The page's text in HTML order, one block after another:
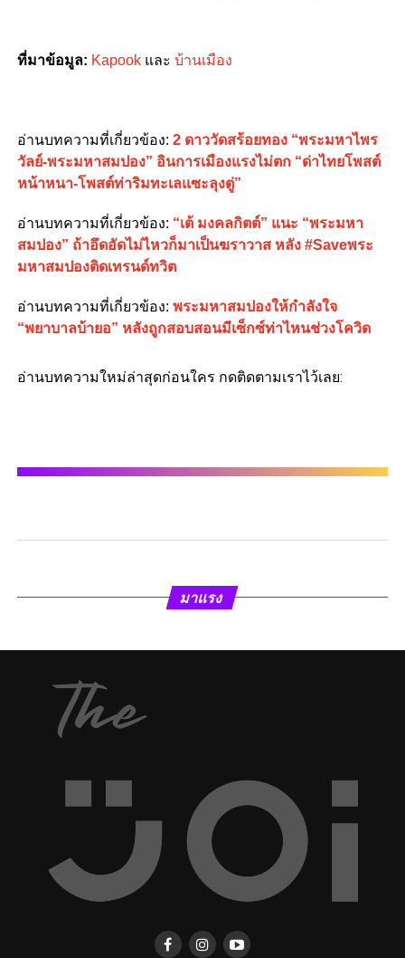
ที่มาข้อมูล: Kapookและ บ้านเมือง
อ่านบทความที่เกี่ยวข้อง: 2 ดาววัดสร้อยทอง “พระมหาไพร
วัลย์-พระมหาสมปอง” อินการเมืองแรงไม่ตก “ด่าไทยโพสต์
หน้าหนา-โพสต์ท่าริมทะเลแซะลุงตู่”
อ่านบทความที่เกี่ยวข้อง: “เต้ มงคลกิตต์” แนะ “พระมหา
สมปอง” ถ้าอึดอัดไม่ไหวก็มาเป็นฆราวาส หลัง #Saveพระ
มหาสมปองติดเทรนด์ทวิต
อ่านบทความที่เกี่ยวข้อง: พระมหาสมปองให้กำลังใจ
“พยาบาลบ้ายอ” หลังถูกสอบสอนมีเซ็กซ์ท่าไหนช่วงโควิด
อ่านบทความใหม่ล่าสุดก่อนใคร กดติดตามเราไว้เลย:
มาแรง